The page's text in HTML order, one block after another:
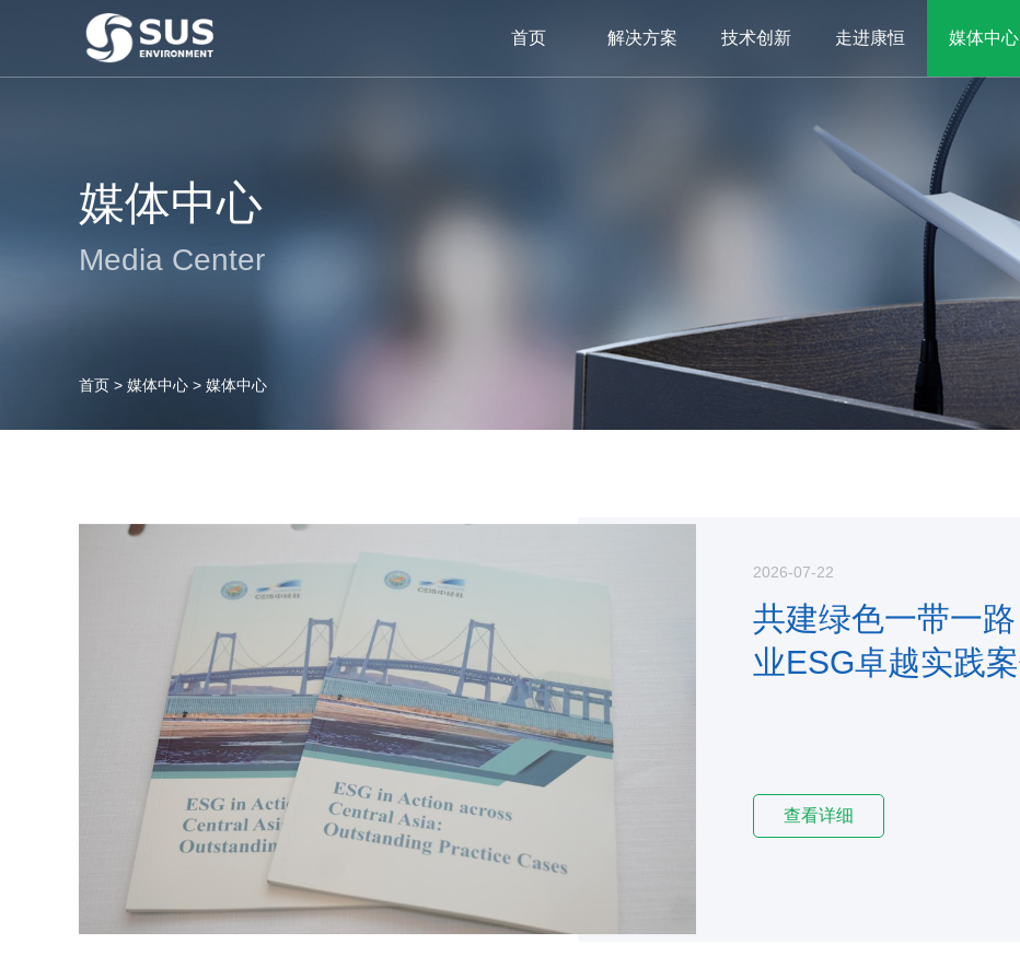
首页 解决方案 技术创新 走进康恒 媒体中心
媒体中心
Media Center
首页 > 媒体中心 > 媒体中心
2026-07-22
共建绿色一带一
业ESG卓越实践案
查看详细